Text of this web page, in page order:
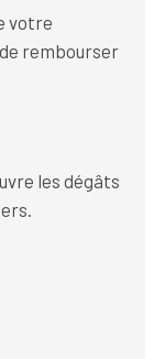
votre
rembourser
les dégâts